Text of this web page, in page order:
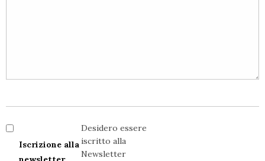
Iscrizione alla
Desidero essere
iscritto alla
Newsletter